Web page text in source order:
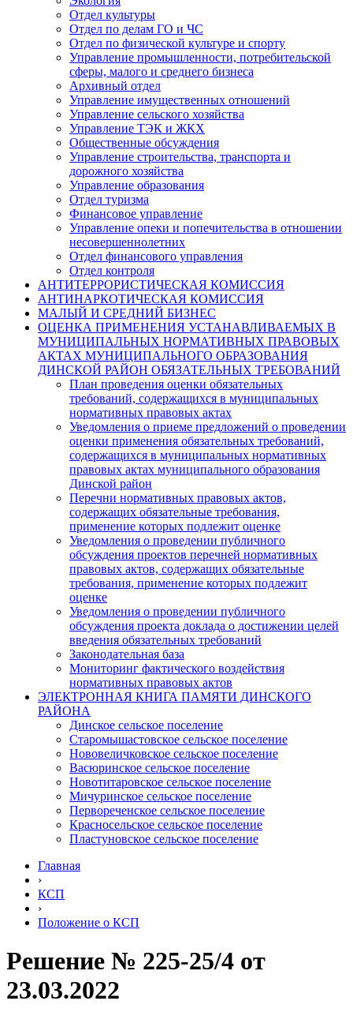
Отдел культуры
Отдел по делам ГО и ЧС
Отдел по физической культуре и спорту
Управление промышленности, потребительской
сферы, малого и среднего бизнеса
Архивный отдел
Управление имущественных отношений
Управление сельского хозяйства
Управление ТЭК и ЖКХ
Общественные обсуждения
Управление строительства, транспорта и
дорожного хозяйства
Управление образования
Отдел туризма
Финансовое управление
Управление опеки и попечительства в отношении
несовершеннолетних
Отдел финансового управления
Отдел контроля
АНТИТЕРРОРИСТИЧЕСКАЯ КОМИССИЯ
АНТИНАРКОТИЧЕСКАЯ КОМИССИЯ
МАЛЫЙ И СРЕДНИЙ БИЗНЕС
ОЦЕНКА ПРИМЕНЕНИЯ УСТАНАВЛИВАЕМЫХ В
МУНИЦИПАЛЬНЫХ НОРМАТИВНЫХ ПРАВОВЫХ
АКТАХ МУНИЦИПАЛЬНОГО ОБРАЗОВАНИЯ
ДИНСКОЙ РАЙОН ОБЯЗАТЕЛЬНЫХ ТРЕБОВАНИЙ
План проведения оценки обязательных
требований, содержащихся в муниципальных
нормативных правовых актах
Уведомления о приеме предложений о проведении
оценки применения обязательных требований,
содержащихся в муниципальных нормативных
правовых актах муниципального образования
Динской район
Перечни нормативных правовых актов,
содержащих обязательные требования,
применение которых подлежит оценке
Уведомления о проведении публичного
обсуждения проектов перечней нормативных
правовых актов, содержащих обязательные
требования, применение которых подлежит
оценке
Уведомления о проведении публичного
обсуждения проекта доклада о достижении целей
введения обязательных требований
Законодательная база
Мониторинг фактического воздействия
нормативных правовых актов
ЭЛЕКТРОННАЯ КНИГА ПАМЯТИ ДИНСКОГО
РАЙОНА
Динское сельское поселение
Старомышастовское сельское поселение
Нововеличковское сельское поселение
Васюринское сельское поселение
Новотитаровское сельское поселение
Мичуринское сельское поселение
Первореченское сельское поселение
Красносельское сельское поселение
Пластуновское сельское поселение
Главная
›
КСП
›
Положение о КСП
Решение № 225-25/4 от
23.03.2022